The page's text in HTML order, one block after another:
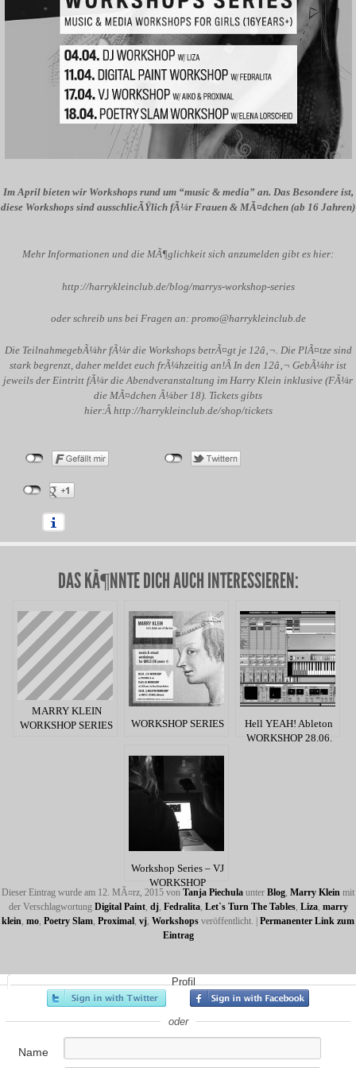
Im April bieten wir Workshops rund um “music & media” an. Das Besondere ist,
diese Workshops sind ausschlieÃŸlich fÃ¼r Frauen & MÃ¤dchen (ab 16 Jahren)
Mehr Informationen und die MÃ¶glichkeit sich anzumelden gibt es hier:
http://harrykleinclub.de/blog/marrys-workshop-series
oder schreib uns bei Fragen an: promo@harrykleinclub.de
Die TeilnahmegebÃ¼hr fÃ¼r die Workshops betrÃ¤gt je 12â‚¬. Die PlÃ¤tze sind
stark begrenzt, daher meldet euch frÃ¼hzeitig an!Â In den 12â‚¬ GebÃ¼hr ist
jeweils der Eintritt fÃ¼r die Abendveranstaltung im Harry Klein inklusive (FÃ¼r
die MÃ¤dchen Ã¼ber 18). Tickets gibts
hier:Â http://harrykleinclub.de/shop/tickets
DAS KÃ¶NNTE DICH AUCH INTERESSIEREN:
MARRY KLEIN
WORKSHOP SERIES
WORKSHOP SERIES
Hell YEAH! Ableton
WORKSHOP 28.06.
Workshop Series – VJ
WORKSHOP
Dieser Eintrag wurde am 12. MÃ¤rz, 2015 von Tanja Piechula unter Blog, Marry Klein mit
der Verschlagwortung Digital Paint, dj, Fedralita, Let`s Turn The Tables, Liza, marry
klein, mo, Poetry Slam, Proximal, vj, Workshops veröffentlicht.
Permanenter Link zum
Eintrag
Profil
oder
Name